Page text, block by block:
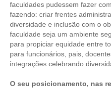
faculdades pudessem fazer
fazendo: criar frentes
diversidade e inclusão com o
faculdade seja um ambiente
para propiciar equidade entre
para funcionários, pais,
integrações celebrando
O seu posicionamento, nas